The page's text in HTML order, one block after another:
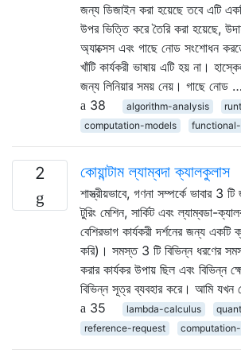
জন্য ডিজাইন করা হয়েছে তবে এটি
উপর ভিত্তি করে তৈরি করা হয়েছে,
অ্যাক্সেস এবং গাছে নোড সংশোধন
খাঁটি কার্যকরী ভাষায় এটি হয় না।
জন্য লিনিয়ার সময় নেয়। গাছে নোড …
38
algorithm-analysis
computation-models
2 কোয়ান্টাম ল্যাম্বদা ক্যালকুলাস
শাস্ত্রীয়ভাবে, গণনা সম্পর্কে ভাবার 3
টুরিং মেশিন, সার্কিট এবং ল্যাম্বডা-
বেশিরভাগ কার্যকরী দর্শনের জন্য একটি
করি)। সমস্ত 3 টি বিভিন্ন ধরণের
করার কার্যকর উপায় ছিল এবং বিভিন্ন
বিভিন্ন সূত্র ব্যবহার করে। আমি যখন
35
lambda-calculus
reference-request